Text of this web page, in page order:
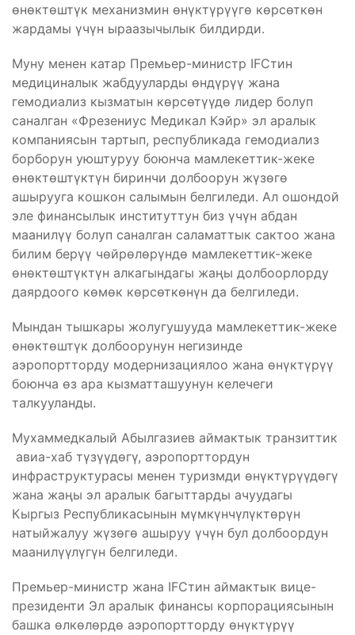
өнөктөштүк механизмин өнүктүрүүгө көрсөткөн
жардамы үчүн ыраазычылык билдирди.
Муну менен катар Премьер-министр IFCтин
медициналык жабдууларды өндүрүү жана
гемодиализ кызматын көрсөтүүдө лидер болуп
саналган «Фрезениус Медикал Кэйр» эл аралык
компаниясын тартып, республикада гемодиализ
борборун уюштуруу боюнча мамлекеттик-жеке
өнөктөштүктүн биринчи долбоорун жүзөгө
ашырууга кошкон салымын белгиледи. Ал ошондой
эле финансылык институттун биз үчүн абдан
маанилүү болуп саналган саламаттык сактоо жана
билим берүү чөйрөлөрүндө мамлекеттик-жеке
өнөктөштүктүн алкагындагы жаңы долбоорлорду
даярдоого көмөк көрсөткөнүн да белгиледи.
Мындан тышкары жолугушууда мамлекеттик-жеке
өнөктөштүк долбоорунун негизинде
аэропортторду модернизациялоо жана өнүктүрүү
боюнча өз ара кызматташуунун келечеги
талкууланды.
Мухаммедкалый Абылгазиев аймактык транзиттик
авиа-хаб түзүүдөгү, аэропорттордун
инфраструктурасы менен туризмди өнүктүрүүдөгү
жана жаңы эл аралык багыттарды ачуудагы
Кыргыз Республикасынын мүмкүнчүлүктөрүн
натыйжалуу жүзөгө ашыруу үчүн бул долбоордун
маанилүүлүгүн белгиледи.
Премьер-министр жана IFCтин аймактык вице-
президенти Эл аралык финансы корпорациясынын
башка өлкөлөрдө аэропортторду өнүктүрүү